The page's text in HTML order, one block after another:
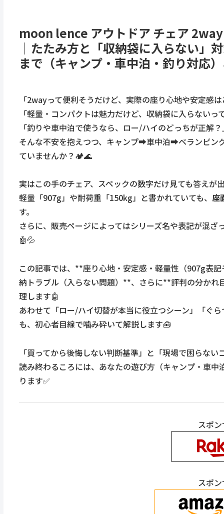
moon lence アウトドア チェア
｜たたみ方と「収納袋に入らない
まで（キャンプ・車中泊・釣り対応
「2wayって便利そうだけど、実際の座り心地や安定感
「軽量・コンパクトは魅力だけど、収納袋に入らない
「釣りや車中泊で使うなら、ロー/ハイのどっちが正解
そんな不安を抱えつつ、キャンプ➡️車中泊➡️ベランピ
ていませんか？🏕🌊
実はこの手のチェア、スペックの数字だけ見ても答えが
軽量「907g」や耐荷重「150kg」と書かれていても、 座
す。
さらに、販売ページによってはシリーズ名や表記が混
🤖💦
この記事では、**座り心地・安定感・軽量性（907g表
納トラブル（入らない問題）**、さらに**評判の分か
理します🤖
あわせて「ロー/ハイ切替が本当に役立つシーン」「ぐ
も、初心者目線で噛み砕いて解説します🧰
「買ってから後悔しない判断基準」と「現場で困らな
読み終わるころには、あなたの遊び方（キャンプ・車
ります✅
スポ
スポ